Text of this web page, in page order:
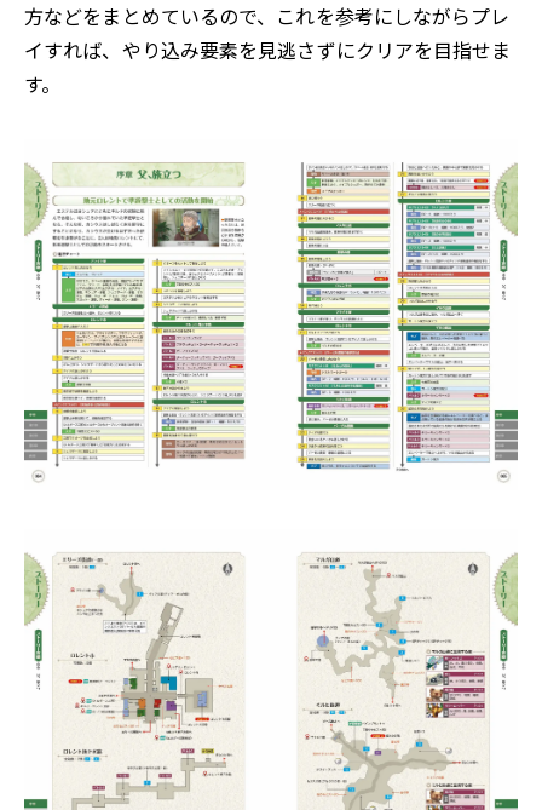
方などをまとめているので、これを参考にしながらプレ
イすれば、やり込み要素を見逃さずにクリアを目指せま
す。